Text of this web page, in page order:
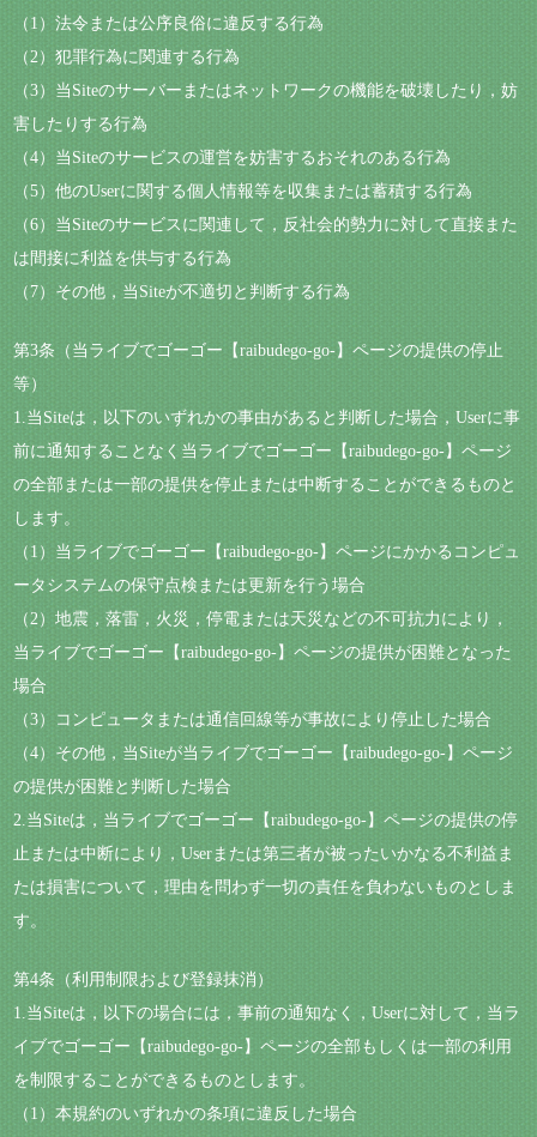
（1）法令または公序良俗に違反する行為
（2）犯罪行為に関連する行為
（3）当Siteのサーバーまたはネットワークの機能を破壊したり，妨
害したりする行為
（4）当Siteのサービスの運営を妨害するおそれのある行為
（5）他のUserに関する個人情報等を収集または蓄積する行為
（6）当Siteのサービスに関連して，反社会的勢力に対して直接また
は間接に利益を供与する行為
（7）その他，当Siteが不適切と判断する行為
第3条（当ライブでゴーゴー【raibudego-go-】ページの提供の停止
等）
1.当Siteは，以下のいずれかの事由があると判断した場合，Userに事
前に通知することなく当ライブでゴーゴー【raibudego-go-】ページ
の全部または一部の提供を停止または中断することができるものと
します。
（1）当ライブでゴーゴー【raibudego-go-】ページにかかるコンピュ
ータシステムの保守点検または更新を行う場合
（2）地震，落雷，火災，停電または天災などの不可抗力により，
当ライブでゴーゴー【raibudego-go-】ページの提供が困難となった
場合
（3）コンピュータまたは通信回線等が事故により停止した場合
（4）その他，当Siteが当ライブでゴーゴー【raibudego-go-】ページ
の提供が困難と判断した場合
2.当Siteは，当ライブでゴーゴー【raibudego-go-】ページの提供の停
止または中断により，Userまたは第三者が被ったいかなる不利益ま
たは損害について，理由を問わず一切の責任を負わないものとしま
す。
第4条（利用制限および登録抹消）
1.当Siteは，以下の場合には，事前の通知なく，Userに対して，当ラ
イブでゴーゴー【raibudego-go-】ページの全部もしくは一部の利用
を制限することができるものとします。
（1）本規約のいずれかの条項に違反した場合